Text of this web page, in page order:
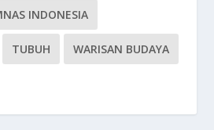
INDONESIA
TUBUH WARISAN BUDAYA